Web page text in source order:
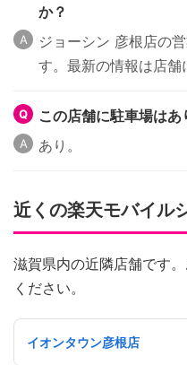
か？
ジョーシン 彦根店の
す。最新の情報は店舗
この店舗に駐車場はあ
あり。
近くの楽天モバイル
滋賀県内の近隣店舗です
ください。
イオンタウン彦根店